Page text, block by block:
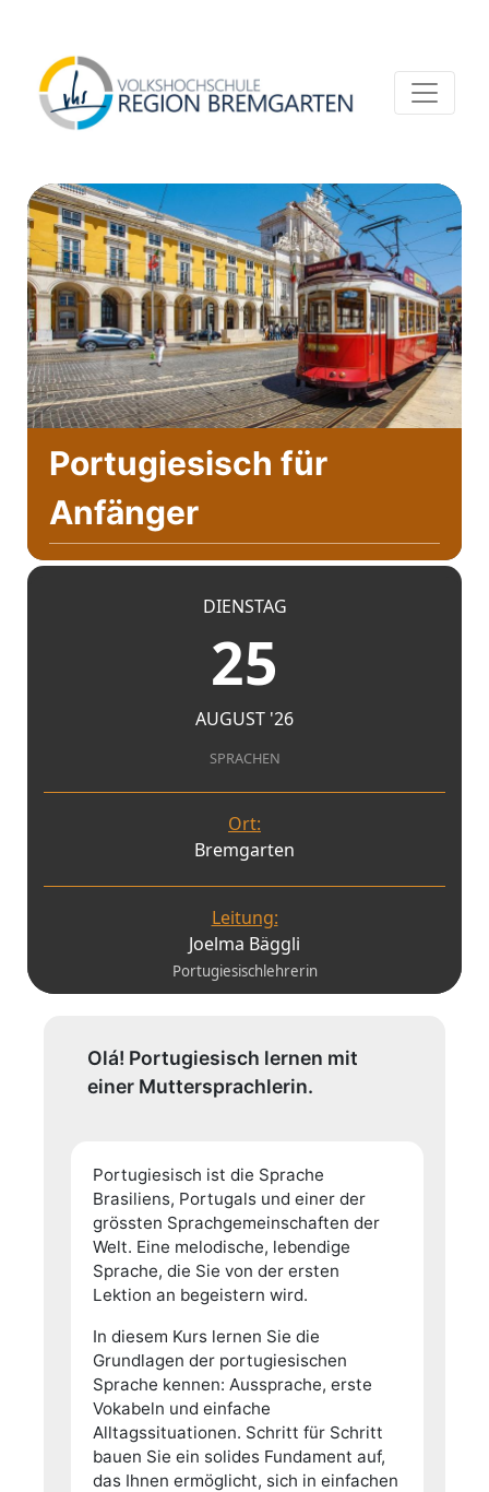
Portugiesisch für
Anfänger
DIENSTAG
25
AUGUST '26
SPRACHEN
Ort:
Bremgarten
Leitung:
Joelma Bäggli
Portugiesischlehrerin
Olá! Portugiesisch lernen mit
einer Muttersprachlerin.
Portugiesisch ist die Sprache
Brasiliens, Portugals und einer der
grössten Sprachgemeinschaften der
Welt. Eine melodische, lebendige
Sprache, die Sie von der ersten
Lektion an begeistern wird.
In diesem Kurs lernen Sie die
Grundlagen der portugiesischen
Sprache kennen: Aussprache, erste
Vokabeln und einfache
Alltagssituationen. Schritt für Schritt
bauen Sie ein solides Fundament auf,
das Ihnen ermöglicht, sich in einfachen